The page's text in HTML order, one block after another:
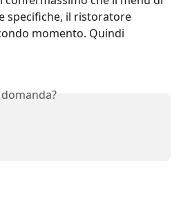
specifiche, il ristoratore
momento. Quindi